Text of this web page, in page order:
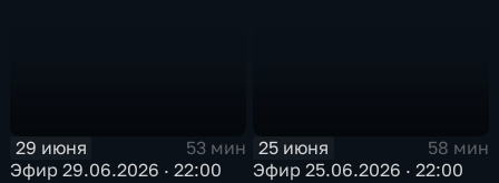
29 июня
53 мин
Эфир 29.06.2026 · 22:00
25 июня
58 мин
Эфир 25.06.2026 · 22:00